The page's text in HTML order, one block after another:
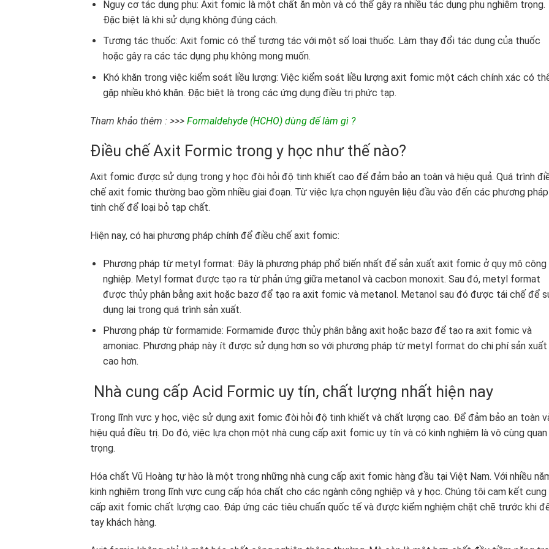
Nguy cơ tác dụng phụ: Axit fomic là một chất ăn mòn và có thể gây ra nhiều tác dụng phụ nghiêm trọng.
Đặc biệt là khi sử dụng không đúng cách.
Tương tác thuốc: Axit fomic có thể tương tác với một số loại thuốc. Làm thay đổi tác dụng của thuốc
hoặc gây ra các tác dụng phụ không mong muốn.
Khó khăn trong việc kiểm soát liều lượng: Việc kiểm soát liều lượng axit fomic một cách chính xác có
gặp nhiều khó khăn. Đặc biệt là trong các ứng dụng điều trị phức tạp.
Tham khảo thêm : >>> Formaldehyde (HCHO) dùng để làm gì ?
Điều chế Axit Formic trong y học như thế nào?
Axit fomic được sử dụng trong y học đòi hỏi độ tinh khiết cao để đảm bảo an toàn và hiệu quả. Quá trình
chế axit fomic thường bao gồm nhiều giai đoạn. Từ việc lựa chọn nguyên liệu đầu vào đến các phương pháp
tinh chế để loại bỏ tạp chất.
Hiện nay, có hai phương pháp chính để điều chế axit fomic:
Phương pháp từ metyl format: Đây là phương pháp phổ biến nhất để sản xuất axit fomic ở quy mô công
nghiệp. Metyl format được tạo ra từ phản ứng giữa metanol và cacbon monoxit. Sau đó, metyl format
được thủy phân bằng axit hoặc bazơ để tạo ra axit fomic và metanol. Metanol sau đó được tái chế để
dụng lại trong quá trình sản xuất.
Phương pháp từ formamide: Formamide được thủy phân bằng axit hoặc bazơ để tạo ra axit fomic và
amoniac. Phương pháp này ít được sử dụng hơn so với phương pháp từ metyl format do chi phí sản xuất
cao hơn.
Nhà cung cấp Acid Formic uy tín, chất lượng nhất hiện nay
Trong lĩnh vực y học, việc sử dụng axit fomic đòi hỏi độ tinh khiết và chất lượng cao. Để đảm bảo an toàn
hiệu quả điều trị. Do đó, việc lựa chọn một nhà cung cấp axit fomic uy tín và có kinh nghiệm là vô cùng quan
trọng.
Hóa chất Vũ Hoàng tự hào là một trong những nhà cung cấp axit fomic hàng đầu tại Việt Nam. Với nhiều
kinh nghiệm trong lĩnh vực cung cấp hóa chất cho các ngành công nghiệp và y học. Chúng tôi cam kết cung
cấp axit fomic chất lượng cao. Đáp ứng các tiêu chuẩn quốc tế và được kiểm nghiệm chặt chẽ trước khi
tay khách hàng.